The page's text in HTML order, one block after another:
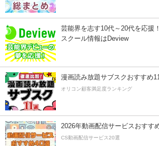
芸能界を志す10代～20代を応援
スクール情報はDeview
漫画読み放題サブスクおすすめ
オリコン顧客満足度ランキング
2026年動画配信サービスおすす
CS動画配信サービス20選